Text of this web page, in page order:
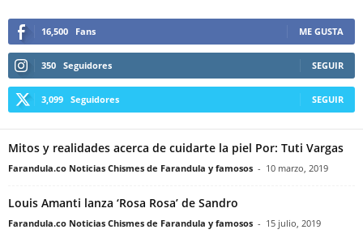
16,500 Fans ME GUSTA
350 Seguidores SEGUIR
3,099 Seguidores SEGUIR
Mitos y realidades acerca de cuidarte la piel Por: Tuti Vargas
Farandula.co Noticias Chismes de Farandula y famosos - 10 marzo, 2019
Louis Amanti lanza ‘Rosa Rosa’ de Sandro
Farandula.co Noticias Chismes de Farandula y famosos - 15 julio, 2019